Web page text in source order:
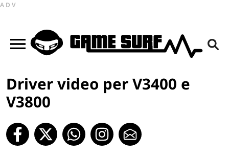
ADV
Driver video per V3400 e
V3800